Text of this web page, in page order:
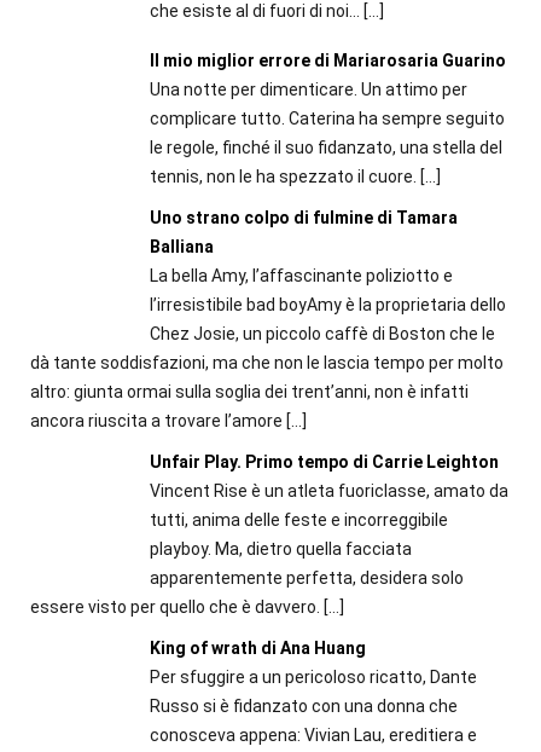
che esiste al di fuori di noi…
[…]
Il mio miglior errore di Mariarosaria Guarino
Una notte per dimenticare. Un attimo per
complicare tutto. Caterina ha sempre seguito
le regole, finché il suo fidanzato, una stella del
tennis, non le ha spezzato il cuore. […]
Uno strano colpo di fulmine di Tamara
Balliana
La bella Amy, l’affascinante poliziotto e
l’irresistibile bad boyAmy è la proprietaria dello
Chez Josie, un piccolo caffè di Boston che le
dà tante soddisfazioni, ma che non le lascia tempo per molto
altro: giunta ormai sulla soglia dei trent’anni, non è infatti
ancora riuscita a trovare l’amore […]
Unfair Play. Primo tempo di Carrie Leighton
Vincent Rise è un atleta fuoriclasse, amato da
tutti, anima delle feste e incorreggibile
playboy. Ma, dietro quella facciata
apparentemente perfetta, desidera solo
essere visto per quello che è davvero. […]
King of wrath di Ana Huang
Per sfuggire a un pericoloso ricatto, Dante
Russo si è fidanzato con una donna che
conosceva appena: Vivian Lau, ereditiera e